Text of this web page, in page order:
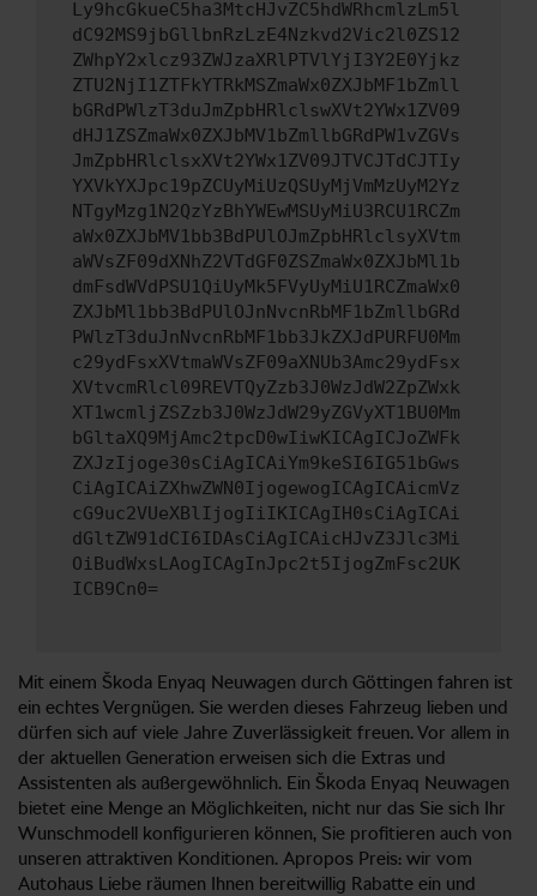
Ly9hcGkueC5ha3MtcHJvZC5hdWRhcmlzLm5l
dC92MS9jbGllbnRzLzE4Nzkvd2Vic2l0ZS12
ZWhpY2xlcz93ZWJzaXRlPTVlYjI3Y2E0Yjkz
ZTU2NjI1ZTFkYTRkMSZmaWx0ZXJbMF1bZmll
bGRdPWlzT3duJmZpbHRlclswXVt2YWx1ZV09
dHJ1ZSZmaWx0ZXJbMV1bZmllbGRdPW1vZGVs
JmZpbHRlclsxXVt2YWx1ZV09JTVCJTdCJTIy
YXVkYXJpc19pZCUyMiUzQSUyMjVmMzUyM2Yz
NTgyMzg1N2QzYzBhYWEwMSUyMiU3RCU1RCZm
aWx0ZXJbMV1bb3BdPUlOJmZpbHRlclsyXVtm
aWVsZF09dXNhZ2VTdGF0ZSZmaWx0ZXJbMl1b
dmFsdWVdPSU1QiUyMk5FVyUyMiU1RCZmaWx0
ZXJbMl1bb3BdPUlOJnNvcnRbMF1bZmllbGRd
PWlzT3duJnNvcnRbMF1bb3JkZXJdPURFU0Mm
c29ydFsxXVtmaWVsZF09aXNUb3Amc29ydFsx
XVtvcmRlcl09REVTQyZzb3J0WzJdW2ZpZWxk
XT1wcmljZSZzb3J0WzJdW29yZGVyXT1BU0Mm
bGltaXQ9MjAmc2tpcD0wIiwKICAgICJoZWFk
ZXJzIjoge30sCiAgICAiYm9keSI6IG51bGws
CiAgICAiZXhwZWN0IjogewogICAgICAicmVz
cG9uc2VUeXBlIjogIiIKICAgIH0sCiAgICAi
dGltZW91dCI6IDAsCiAgICAicHJvZ3Jlc3Mi
OiBudWxsLAogICAgInJpc2t5IjogZmFsc2UK
ICB9Cn0=
Mit einem Škoda Enyaq Neuwagen durch Göttingen fahren ist
ein echtes Vergnügen. Sie werden dieses Fahrzeug lieben und
dürfen sich auf viele Jahre Zuverlässigkeit freuen. Vor allem in
der aktuellen Generation erweisen sich die Extras und
Assistenten als außergewöhnlich. Ein Škoda Enyaq Neuwagen
bietet eine Menge an Möglichkeiten, nicht nur das Sie sich Ihr
Wunschmodell konfigurieren können, Sie profitieren auch von
unseren attraktiven Konditionen. Apropos Preis: wir vom
Autohaus Liebe räumen Ihnen bereitwillig Rabatte ein und